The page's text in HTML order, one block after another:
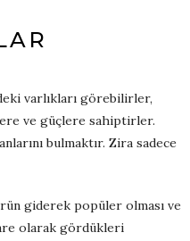
varlıkları görebilirler,
ve güçlere sahiptirler.
bulmaktır. Zira sadece
giderek popüler olması ve
olarak gördükleri